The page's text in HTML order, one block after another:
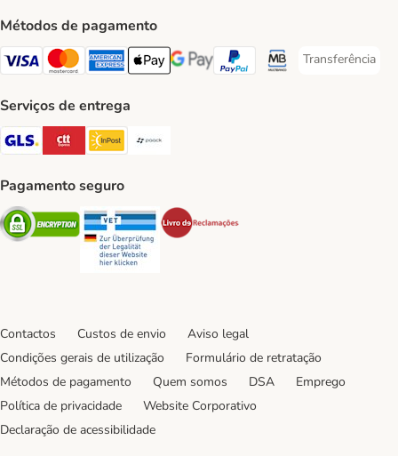
Métodos de pagamento
Visa Payment Method
Mastercard Payment Method
American Express Payment Method
Apple Pay Payment Method
Google Pay Payment Method
PayPal Payment Method
Multibanco Payment
Transferência
Transferência
Serviços de entrega
GLS Shipping Method
CTTExpress Shipping Method
InPost Shipping Method
Pagamento seguro
Security Security
Contactos Custos de envio
Aviso legal
Condições gerais de utilização
Formulário de retratação
Métodos de pagamento
Quem somos DSA
Emprego
Política de privacidade
Website Corporativo
Declaração de acessibilidade